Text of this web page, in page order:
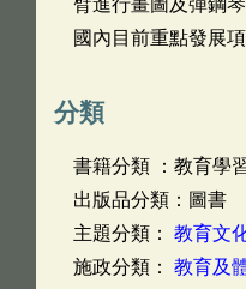
臂進行畫圖及彈鋼
國內目前重點發展項
分類
書籍分類 ：教育學
出版品分類：圖書
主題分類： 教育文
施政分類： 教育及